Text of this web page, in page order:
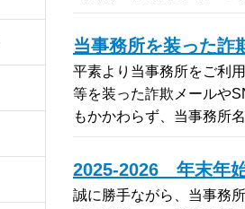
当事務所を装った詐
平素より当事務所をご利
等を装った詐欺メールや
もかかわらず、当事務所
2025-2026 年末年
誠に勝手ながら、当事務